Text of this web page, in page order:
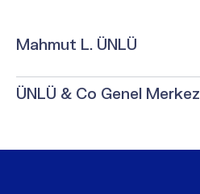
Mahmut L. ÜNLÜ
ÜNLÜ & Co Genel Merkez